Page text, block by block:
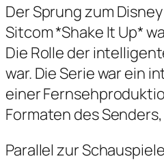
Der Sprung zum
Sitcom *Shake It Up*
Die Rolle der
war. Die Serie war ein
einer
Formaten des
Parallel zur